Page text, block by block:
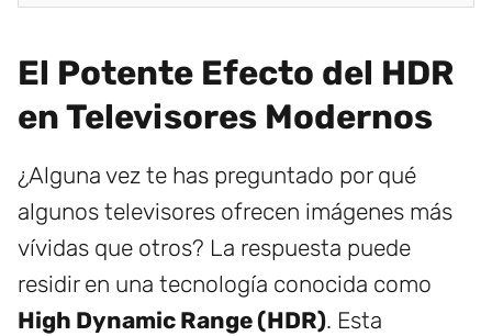
El Potente Efecto del HDR
en Televisores Modernos
¿Alguna vez te has preguntado por qué
algunos televisores ofrecen imágenes más
vívidas que otros? La respuesta puede
residir en una tecnología conocida como
High Dynamic Range (HDR). Esta